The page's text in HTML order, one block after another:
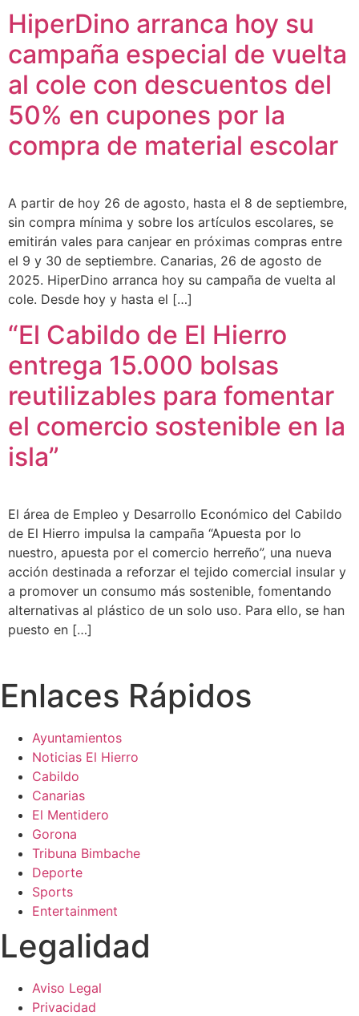
HiperDino arranca hoy su
campaña especial de vuelta
al cole con descuentos del
50% en cupones por la
compra de material escolar
A partir de hoy 26 de agosto, hasta el 8 de septiembre,
sin compra mínima y sobre los artículos escolares, se
emitirán vales para canjear en próximas compras entre
el 9 y 30 de septiembre. Canarias, 26 de agosto de
2025. HiperDino arranca hoy su campaña de vuelta al
cole. Desde hoy y hasta el […]
“El Cabildo de El Hierro
entrega 15.000 bolsas
reutilizables para fomentar
el comercio sostenible en la
isla”
El área de Empleo y Desarrollo Económico del Cabildo
de El Hierro impulsa la campaña “Apuesta por lo
nuestro, apuesta por el comercio herreño”, una nueva
acción destinada a reforzar el tejido comercial insular y
a promover un consumo más sostenible, fomentando
alternativas al plástico de un solo uso. Para ello, se han
puesto en […]
Enlaces Rápidos
Ayuntamientos
Noticias El Hierro
Cabildo
Canarias
El Mentidero
Gorona
Tribuna Bimbache
Deporte
Sports
Entertainment
Legalidad
Aviso Legal
Privacidad